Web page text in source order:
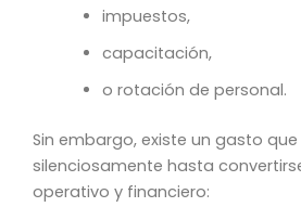
impuestos,
capacitación,
o rotación de personal.
Sin embargo, existe un gasto
silenciosamente hasta
operativo y financiero: